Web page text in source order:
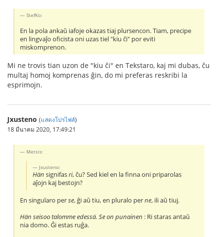
StefKo:
En la pola ankaŭ iafoje okazas tiaj plursencon. Tiam, precipe
en lingvaĵo oficista oni uzas tiel "kiu ĉi" por eviti
miskomprenon.
Mi ne trovis tian uzon de "kiu ĉi" en Tekstaro, kaj mi dubas, ĉu
multaj homoj komprenas ĝin, do mi preferas reskribi la
esprimojn.
Jxusteno (แสดงโปรไฟล์)
18 มีนาคม 2020, 17:49:21
Metsis:
Jxusteno:
Hän signifasri, ĉu? Sed kiel en la finna oni priparolas
aĵojn kaj bestojn?
En singularo perse, ĝi aŭ tiu, en pluralo perne, ili aŭ tiuj.
Hän seisoo talomme edessä. Se on punainen : Ri staras antaŭ
nia domo. Ĝi estas ruĝa.